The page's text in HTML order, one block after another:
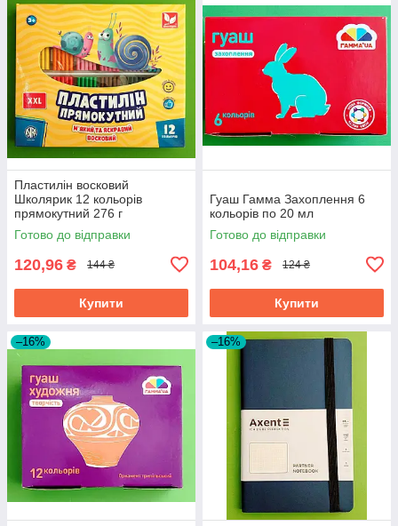
Пластилін восковий
Школярик 12 кольорів
прямокутний 276 г
Готово до відправки
120,96 ₴ 144 ₴
Купити
Гуаш Гамма Захоплення 6
кольорів по 20 мл
Готово до відправки
104,16 ₴ 124 ₴
Купити
–16% –16%